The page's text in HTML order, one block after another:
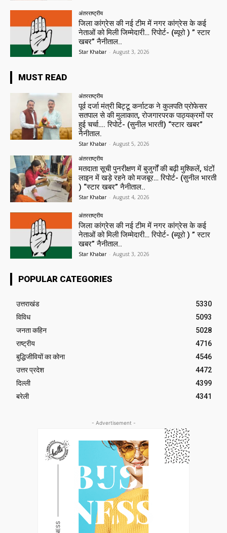
अंतरराष्ट्रीय
जिला कांग्रेस की नई टीम में नगर कांग्रेस के कई
नेताओं को मिली जिम्मेदारी… रिपोर्ट- (ब्यूरो ) ” स्टार
खबर” नैनीताल..
Star Khabar - August 3, 2026
MUST READ
अंतरराष्ट्रीय
पूर्व दर्जा मंत्री बिट्टू कर्नाटक ने कुलपति प्रोफेसर
सतपाल से की मुलाकात, रोजगारपरक पाठ्यक्रमों पर
हुई चर्चा…. रिपोर्ट- (सुनील भारती) “स्टार खबर”
नैनीताल.
Star Khabar - August 5, 2026
अंतरराष्ट्रीय
मतदाता सूची पुनरीक्षण में बुजुर्गों की बढ़ी मुश्किलें, घंटों
लाइन में खड़े रहने को मजबूर… रिपोर्ट- (सुनील भारती
) “स्टार खबर” नैनीताल..
Star Khabar - August 4, 2026
अंतरराष्ट्रीय
जिला कांग्रेस की नई टीम में नगर कांग्रेस के कई
नेताओं को मिली जिम्मेदारी… रिपोर्ट- (ब्यूरो ) ” स्टार
खबर” नैनीताल..
Star Khabar - August 3, 2026
POPULAR CATEGORIES
उत्तराखंड
5330
विविध
5093
जनता कहिन
5028
राष्ट्रीय
4716
बुद्धिजीवियों का कोना
4546
उत्तर प्रदेश
4472
दिल्ली
4399
बरेली
4341
- Advertisement -